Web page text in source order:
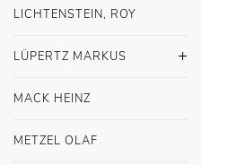
LICHTENSTEIN, ROY
LÜPERTZ MARKUS
MACK HEINZ
METZEL OLAF